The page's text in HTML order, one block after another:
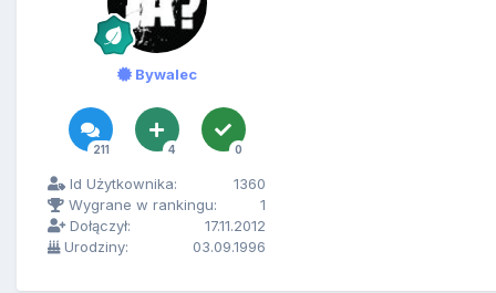
Bywalec
211 4 0
Id Użytkownika:
1360
Wygrane w rankingu:
1
Dołączył:
17.11.2012
Urodziny:
03.09.1996